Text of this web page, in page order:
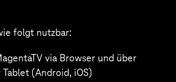
folgt nutzbar:
via Browser und über
(Android, iOS)